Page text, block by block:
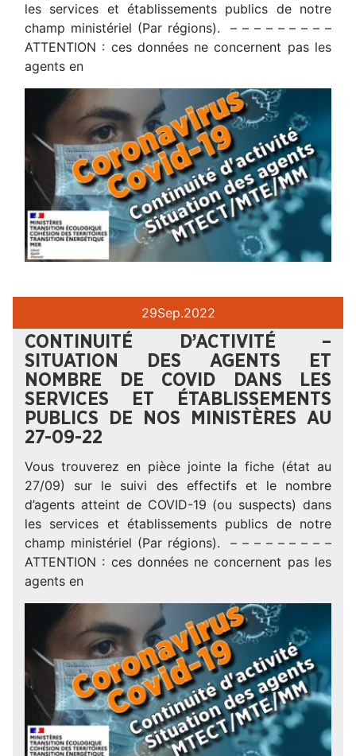
les services et établissements publics de notre
champ ministériel (Par régions). – – – – – – – – –
ATTENTION : ces données ne concernent pas les
agents en
29Sep.2022
CONTINUITÉ D’ACTIVITÉ –
SITUATION DES AGENTS ET
NOMBRE DE COVID DANS LES
SERVICES ET ÉTABLISSEMENTS
PUBLICS DE NOS MINISTÈRES AU
27-09-22
Vous trouverez en pièce jointe la fiche (état au
27/09) sur le suivi des effectifs et le nombre
d’agents atteint de COVID-19 (ou suspects) dans
les services et établissements publics de notre
champ ministériel (Par régions). – – – – – – – – –
ATTENTION : ces données ne concernent pas les
agents en